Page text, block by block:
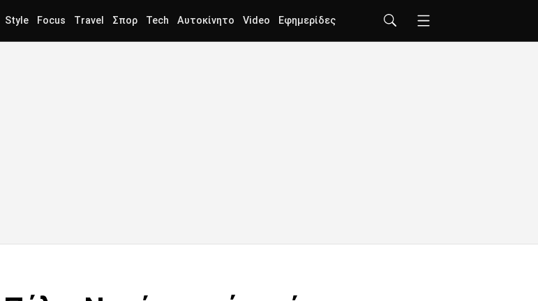
Style Focus Travel Σπορ Tech Αυτοκίνητο Video Εφημερίδες